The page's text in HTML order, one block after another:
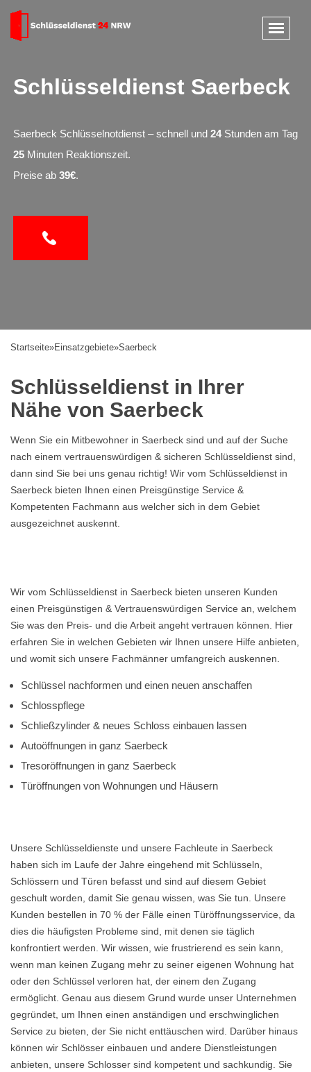
Schlüsseldienst Saerbeck
Saerbeck Schlüsselnotdienst – schnell und 24Stunden am Tag
25 Minuten Reaktionszeit.
Preise ab 39€.
Startseite»Einsatzgebiete»Saerbeck
Schlüsseldienst in Ihrer
Nähe von Saerbeck
Wenn Sie ein Mitbewohner in Saerbeck sind und auf der Suche
nach einem vertrauenswürdigen & sicheren Schlüsseldienst sind,
dann sind Sie bei uns genau richtig! Wir vom Schlüsseldienst in
Saerbeck bieten Ihnen einen Preisgünstige Service &
Kompetenten Fachmann aus welcher sich in dem Gebiet
ausgezeichnet auskennt.
Wir vom Schlüsseldienst in Saerbeck bieten unseren Kunden
einen Preisgünstigen & Vertrauenswürdigen Service an, welchem
Sie was den Preis- und die Arbeit angeht vertrauen können. Hier
erfahren Sie in welchen Gebieten wir Ihnen unsere Hilfe anbieten,
und womit sich unsere Fachmänner umfangreich auskennen.
Schlüssel nachformen und einen neuen anschaffen
Schlosspflege
Schließzylinder & neues Schloss einbauen lassen
Autoöffnungen in ganz Saerbeck
Tresoröffnungen in ganz Saerbeck
Türöffnungen von Wohnungen und Häusern
Unsere Schlüsseldienste und unsere Fachleute in Saerbeck
haben sich im Laufe der Jahre eingehend mit Schlüsseln,
Schlössern und Türen befasst und sind auf diesem Gebiet
geschult worden, damit Sie genau wissen, was Sie tun. Unsere
Kunden bestellen in 70 % der Fälle einen Türöffnungsservice, da
dies die häufigsten Probleme sind, mit denen sie täglich
konfrontiert werden. Wir wissen, wie frustrierend es sein kann,
wenn man keinen Zugang mehr zu seiner eigenen Wohnung hat
oder den Schlüssel verloren hat, der einem den Zugang
ermöglicht. Genau aus diesem Grund wurde unser Unternehmen
gegründet, um Ihnen einen anständigen und erschwinglichen
Service zu bieten, der Sie nicht enttäuschen wird. Darüber hinaus
können wir Schlösser einbauen und andere Dienstleistungen
anbieten, unsere Schlosser sind kompetent und sachkundig. Sie